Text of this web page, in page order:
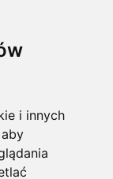
i innych
250 PLN
w dowolnym
więcej